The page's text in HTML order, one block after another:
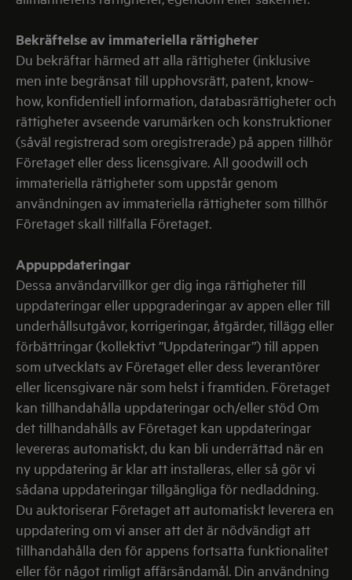
Bekräftelse av immateriella rättigheter
Du bekräftar härmed att alla rättigheter (inklusive
men inte begränsat till upphovsrätt, patent, know-
how, konfidentiell information, databasrättigheter och
rättigheter avseende varumärken och konstruktioner
(såväl registrerad som oregistrerade) på appen tillhör
Företaget eller dess licensgivare. All goodwill och
immateriella rättigheter som uppstår genom
användningen av immateriella rättigheter som tillhör
Företaget skall tillfalla Företaget.
Appuppdateringar
Dessa användarvillkor ger dig inga rättigheter till
uppdateringar eller uppgraderingar av appen eller till
underhållsutgåvor, korrigeringar, åtgärder, tillägg eller
förbättringar (kollektivt ”Uppdateringar”) till appen
som utvecklats av Företaget eller dess leverantörer
eller licensgivare när som helst i framtiden. Företaget
kan tillhandahålla uppdateringar och/eller stöd Om
det tillhandahålls av Företaget kan uppdateringar
levereras automatiskt, du kan bli underrättad när en
ny uppdatering är klar att installeras, eller så gör vi
sådana uppdateringar tillgängliga för nedladdning.
Du auktoriserar Företaget att automatiskt leverera en
uppdatering om vi anser att det är nödvändigt att
tillhandahålla den för appens fortsatta funktionalitet
eller för något rimligt affärsändamål. Din användning